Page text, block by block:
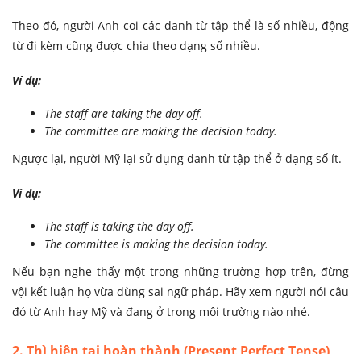
Theo đó, người Anh coi các danh từ tập thể là số nhiều, động
từ đi kèm cũng được chia theo dạng số nhiều.
Ví dụ:
The staff are taking the day off.
The committee are making the decision today.
Ngược lại, người Mỹ lại sử dụng danh từ tập thể ở dạng số ít.
Ví dụ:
The staff is taking the day off.
The committee is making the decision today.
Nếu bạn nghe thấy một trong những trường hợp trên, đừng
vội kết luận họ vừa dùng sai ngữ pháp. Hãy xem người nói câu
đó từ Anh hay Mỹ và đang ở trong môi trường nào nhé.